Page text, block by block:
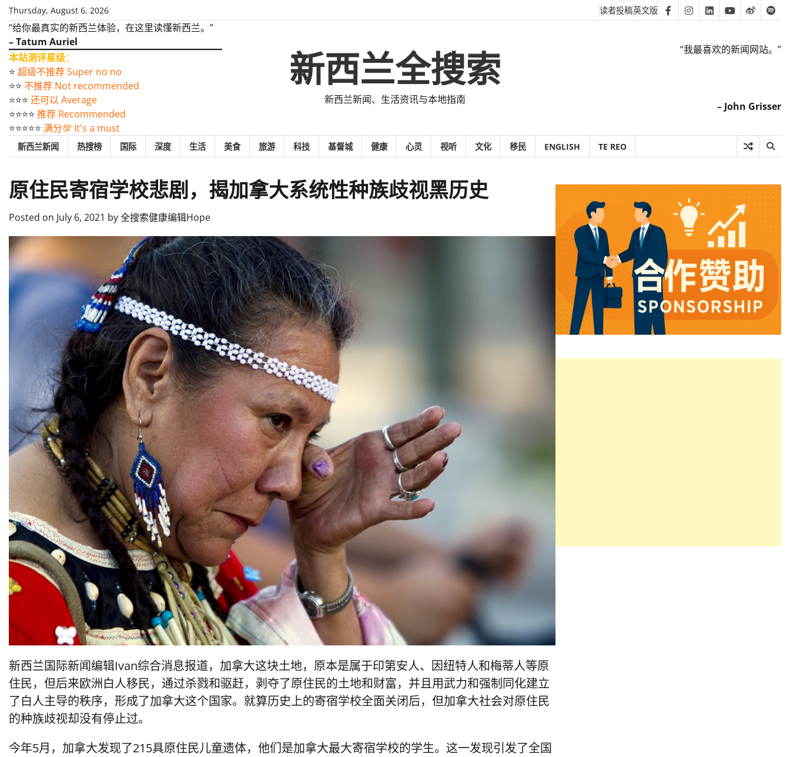
Skip
content
Thursday, August 6, 2026 读者投稿英文版 FacebookInstagram
LinkedinYoutube
Weibo
“给你最真实的新西兰体验，在这里读懂新西兰。”
– Tatum Auriel
本站测评星级：
⭐️ 超级不推荐 Super no no
⭐️⭐️ 不推荐 Not recommended
⭐️⭐️⭐️ 还可以 Average
⭐️⭐️⭐️⭐️ 推荐 Recommended
⭐️⭐️⭐️⭐️⭐️ 满分💯 It's a must
新西兰全搜索
新西兰新闻、生活资讯与本地指南
“我最喜欢的新闻网站。”
– John Grisser
新西兰新闻 热搜榜 国际 深度 生活 美食 旅游 科技 基督城 健康 心灵 视听 文化 移民 ENGLISH TE REO
原住民寄宿学校悲剧，揭加拿大系统性种族歧视黑历史
Posted on July 6, 2021 by全搜索健康编辑Hope
新西兰国际新闻编辑Ivan综合消息报道，加拿大这块土地，原本是属于印第安人、因纽特人和梅蒂人等原
住民，但后来欧洲白人移民，通过杀戮和驱赶，剥夺了原住民的土地和财富，并且用武力和强制同化建立
了白人主导的秩序，形成了加拿大这个国家。就算历史上的寄宿学校全面关闭后，但加拿大社会对原住民
的种族歧视却没有停止过。
今年5月，加拿大发现了215具原住民儿童遗体，他们是加拿大最大寄宿学校的学生。这一发现引发了全国